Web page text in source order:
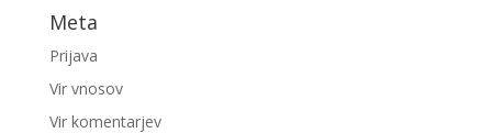
Meta
Prijava
Vir vnosov
Vir komentarjev